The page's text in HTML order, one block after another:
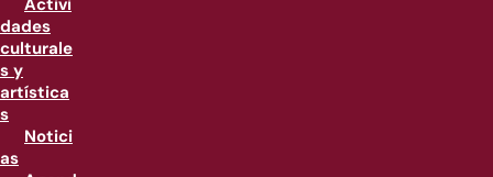
Activi
dades
culturale
s y
artística
s
Notici
as